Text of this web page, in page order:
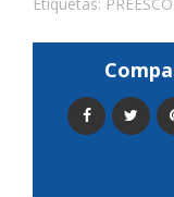
Etiquetas: